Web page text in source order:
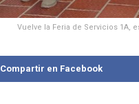
Vuelve la Feria de Servicios 1A,
Compartir en Facebook